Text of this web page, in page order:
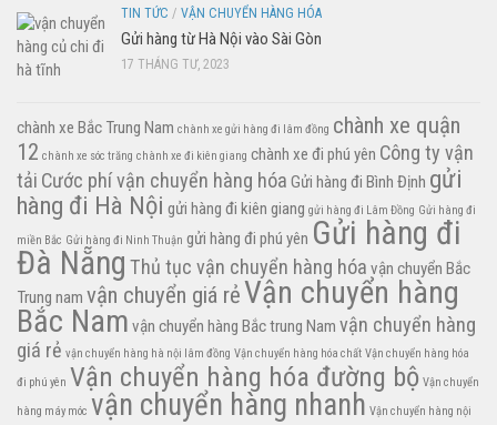
TIN TỨC / VẬN CHUYỂN HÀNG HÓA
Gửi hàng từ Hà Nội vào Sài Gòn
17 THÁNG TƯ, 2023
chành xe Bắc Trung Nam chành xe gửi hàng đi lâm đồng chành xe quận
12 chành xe sóc trăng chành xe đi kiên giang chành xe đi phú yên Công ty vận
tải Cước phí vận chuyển hàng hóa Gửi hàng đi Bình Định gửi
hàng đi Hà Nội gửi hàng đi kiên giang gửi hàng đi Lâm Đồng Gửi hàng đi
miền Bắc Gửi hàng đi Ninh Thuận gửi hàng đi phú yên Gửi hàng đi
Đà Nẵng Thủ tục vận chuyển hàng hóa vận chuyển Bắc
Trung nam vận chuyển giá rẻVận chuyển hàng
Bắc Nam vận chuyển hàng Bắc trung Nam vận chuyển hàng
giá rẻ vận chuyển hàng hà nội lâm đồng Vận chuyển hàng hóa chất Vận chuyển hàng hóa
đi phú yên Vận chuyển hàng hóa đường bộ Vận chuyển
hàng máy móc vận chuyển hàng nhanh Vận chuyển hàng nội